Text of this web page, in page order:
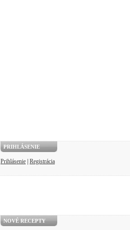
PRIHLÁSENIE
Prihlásenie Registrácia
NOVÉ RECEPTY